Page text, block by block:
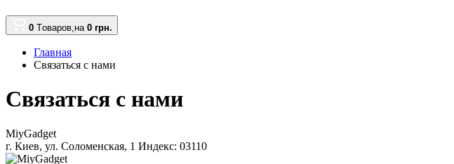
0 Tоваров,на 0 грн.
Главная
Связаться с нами
Связаться с нами
MiyGadget
г. Киев, ул. Соломенская, 1 Индекс: 03110